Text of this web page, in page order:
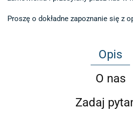
Proszę o dokładne zapoznanie się z
Opis
O nas
Zadaj